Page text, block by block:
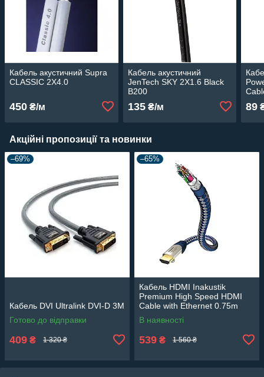
Кабель акустичний Supra
CLASSIC 2X4.0
450 ₴/м
Кабель акустичний
JenTech SKY 2X1.6 Black
B200
135₴/м 89
Акційні пропозиції та новинки
–69%
Кабель DVI Ultralink DVI-D 3М
Готово до відправки
409 ₴ 1 320 ₴
–65%
Кабель HDMI Inakustik
Premium High Speed HDMI
Cable with Ethernet 0.75m
В наявності
539 ₴ 1 560 ₴